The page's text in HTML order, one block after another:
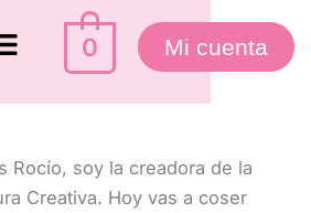
0 Mi cuenta
Rocío, soy la creadora de la
Creativa. Hoy vas a coser